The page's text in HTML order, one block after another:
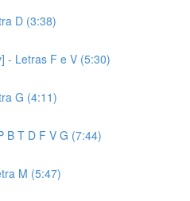
D (3:38)
- Letras F e V (5:30)
G (4:11)
B T D F V G (7:44)
M (5:47)